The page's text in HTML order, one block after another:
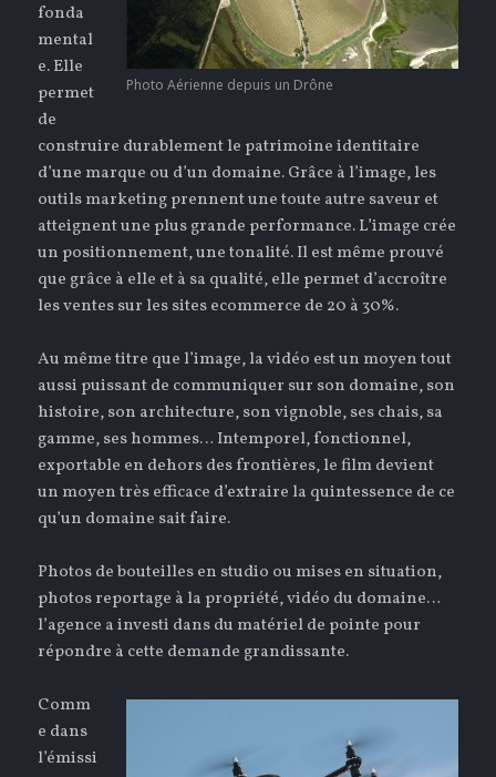
Photo Aérienne depuis un Drône
fonda
mental
e. Elle
permet
de
construire durablement le patrimoine identitaire
d’une marque ou d’un domaine. Grâce à l’image, les
outils marketing prennent une toute autre saveur et
atteignent une plus grande performance. L’image crée
un positionnement, une tonalité. Il est même prouvé
que grâce à elle et à sa qualité, elle permet d’accroître
les ventes sur les sites ecommerce de 20 à 30%.
Au même titre que l’image, la vidéo est un moyen tout
aussi puissant de communiquer sur son domaine, son
histoire, son architecture, son vignoble, ses chais, sa
gamme, ses hommes… Intemporel, fonctionnel,
exportable en dehors des frontières, le film devient
un moyen très efficace d’extraire la quintessence de ce
qu’un domaine sait faire.
Photos de bouteilles en studio ou mises en situation,
photos reportage à la propriété, vidéo du domaine…
l’agence a investi dans du matériel de pointe pour
répondre à cette demande grandissante.
Comm
e dans
l’émissi